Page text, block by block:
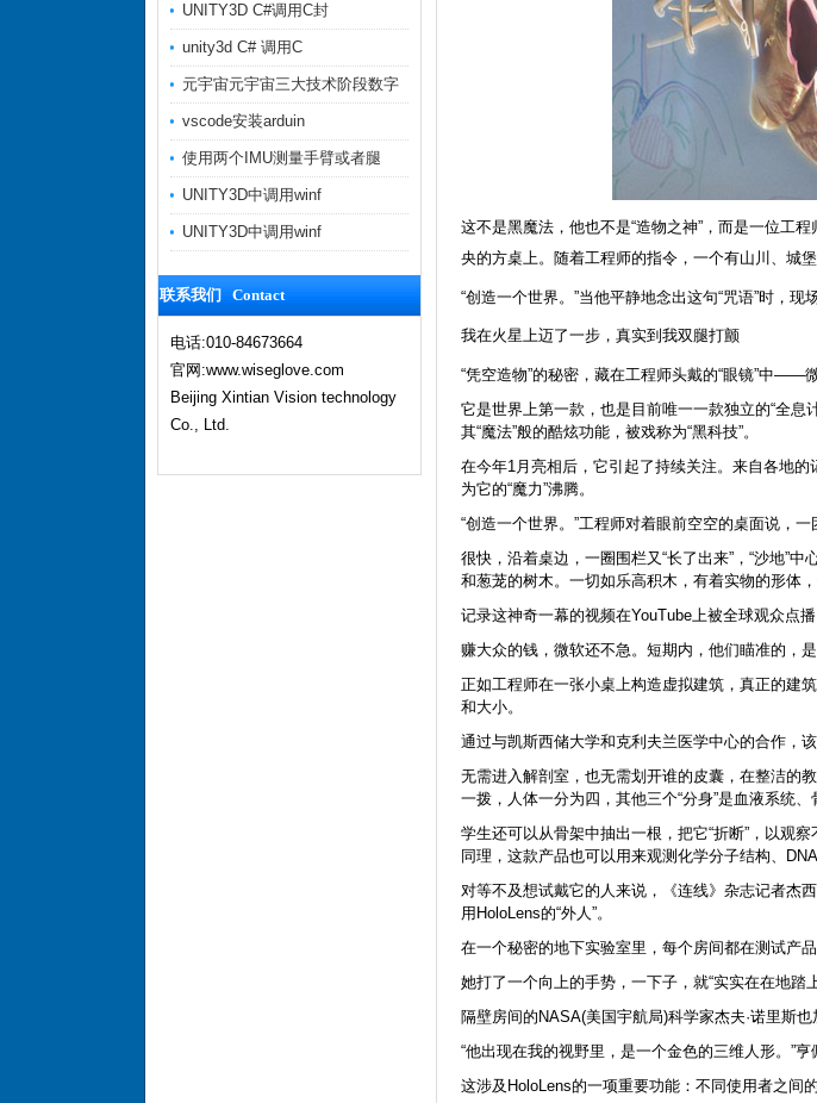
UNITY3D C#调用C封
unity3d C# 调用C
元宇宙元宇宙三大技术阶段数字
vscode安装arduin
使用两个IMU测量手臂或者腿
UNITY3D中调用winf
UNITY3D中调用winf
联系我们 Contact
电话:010-84673664
官网:www.wiseglove.com
Beijing Xintian Vision technology
Co., Ltd.
这不是黑魔法，他也不是“造物之神”，而是一位工
央的方桌上。随着工程师的指令，一个有山川、城
“创造一个世界。”当他平静地念出这句“咒语”时，
我在火星上迈了一步，真实到我双腿打颤
“凭空造物”的秘密，藏在工程师头戴的“眼镜”中——
它是世界上第一款，也是目前唯一一款独立的“全
其“魔法”般的酷炫功能，被戏称为“黑科技”。
在今年1月亮相后，它引起了持续关注。来自各地
为它的“魔力”沸腾。
“创造一个世界。”工程师对着眼前空空的桌面说，
很快，沿着桌边，一圈围栏又“长了出来”，“沙地”
和葱茏的树木。一切如乐高积木，有着实物的形体
记录这神奇一幕的视频在YouTube上被全球观众点
赚大众的钱，微软还不急。短期内，他们瞄准的，
正如工程师在一张小桌上构造虚拟建筑，真正的建
和大小。
通过与凯斯西储大学和克利夫兰医学中心的合作，
无需进入解剖室，也无需划开谁的皮囊，在整洁的
一拨，人体一分为四，其他三个“分身”是血液系统、
学生还可以从骨架中抽出一根，把它“折断”，以观
同理，这款产品也可以用来观测化学分子结构、
对等不及想试戴它的人来说，《连线》杂志记者杰
用HoloLens的“外人”。
在一个秘密的地下实验室里，每个房间都在测试产品
她打了一个向上的手势，一下子，就“实实在在地踏上
隔壁房间的NASA(美国宇航局)科学家杰夫·诺里斯
“他出现在我的视野里，是一个金色的三维人形。”亨
这涉及HoloLens的一项重要功能：不同使用者之间的